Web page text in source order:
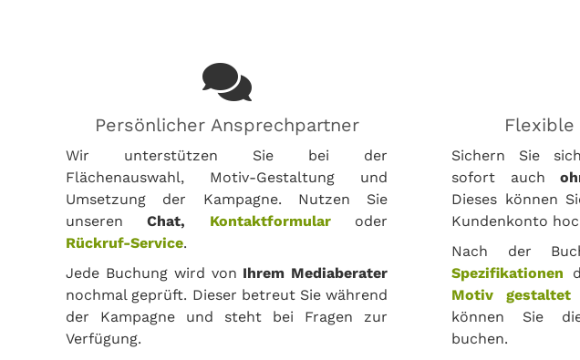
Persönlicher Ansprechpartner
Wir unterstützen Sie bei der
Flächenauswahl, Motiv-Gestaltung und
Umsetzung der Kampagne. Nutzen Sie
unserenChat, Kontaktformularoder
Rückruf-Service.
Jede Buchung wird von Ihrem Mediaberater
nochmal geprüft. Dieser betreut Sie während
der Kampagne und steht bei Fragen zur
Verfügung.
Sichern Sie
sofort auch
Dieses können
Kundenkonto
Nach der
Spezifikationen
Motiv gestaltet
können Sie
buchen.